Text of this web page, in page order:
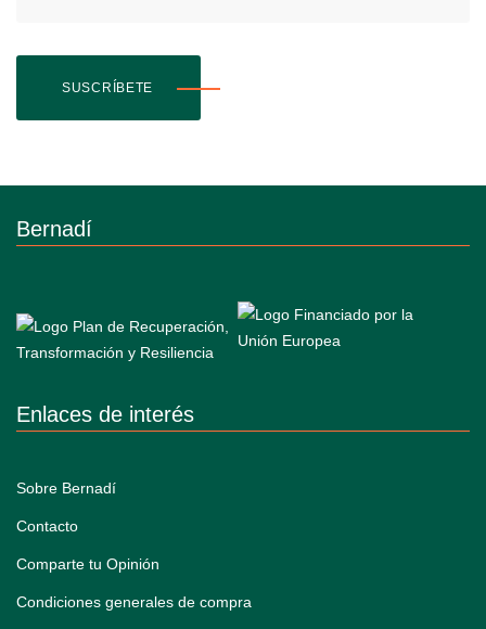
SUSCRÍBETE
Bernadí
Enlaces de interés
Sobre Bernadí
Contacto
Comparte tu Opinión
Condiciones generales de compra